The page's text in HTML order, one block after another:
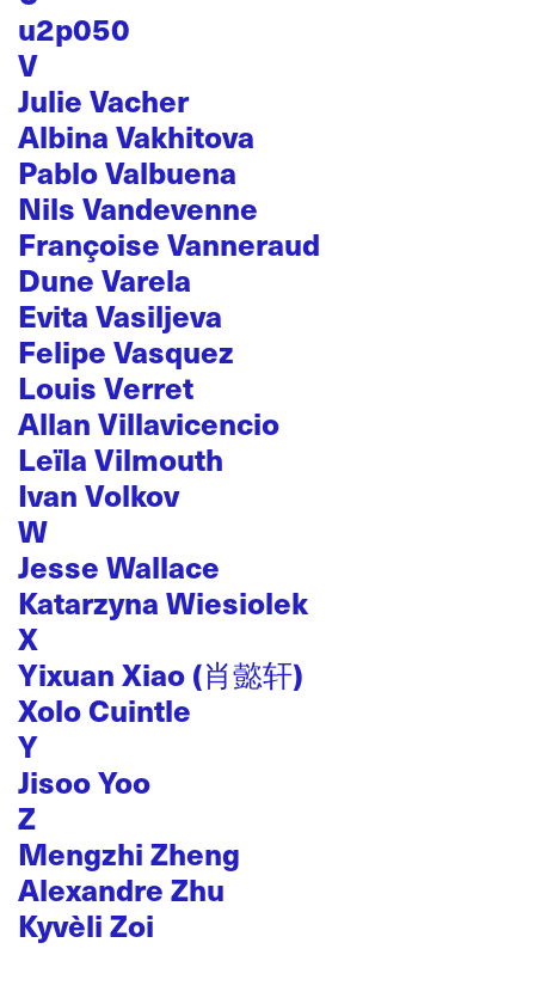
u2p050
V
Julie Vacher
Albina Vakhitova
Pablo Valbuena
Nils Vandevenne
Françoise Vanneraud
Dune Varela
Evita Vasiljeva
Felipe Vasquez
Louis Verret
Allan Villavicencio
Leïla Vilmouth
Ivan Volkov
W
Jesse Wallace
Katarzyna Wiesiolek
X
Yixuan Xiao (肖懿轩)
Xolo Cuintle
Y
Jisoo Yoo
Z
Mengzhi Zheng
Alexandre Zhu
Kyvèli Zoi